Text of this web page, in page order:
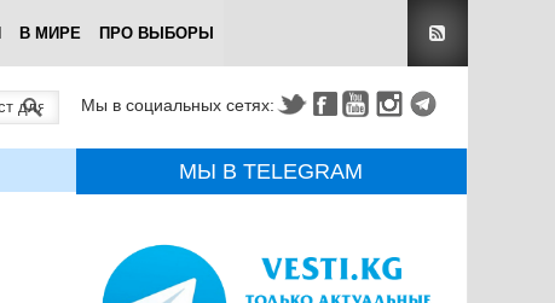
В МИРЕ ПРО ВЫБОРЫ
Мы в социальных сетях:
МЫ В TELEGRAM